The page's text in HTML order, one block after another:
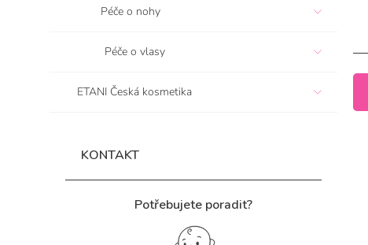
Péče o nohy
Péče o vlasy
ETANI Česká kosmetika
KONTAKT
Potřebujete poradit?